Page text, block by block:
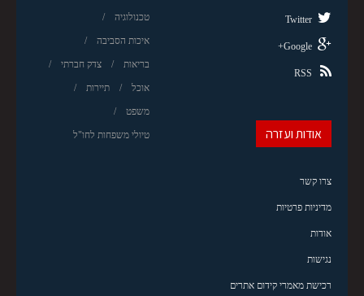
טכנולוגיה
איכות הסביבה
בריאות צדק חברתי
אוכל תיירות
משפט
טיולי משפחות לחו"ל
Twitter
Google+
RSS
אודות ועזרה
צרו קשר
מדיניות פרטיות
אודות
נגישות
רכישת מאמרי קידום אתרים